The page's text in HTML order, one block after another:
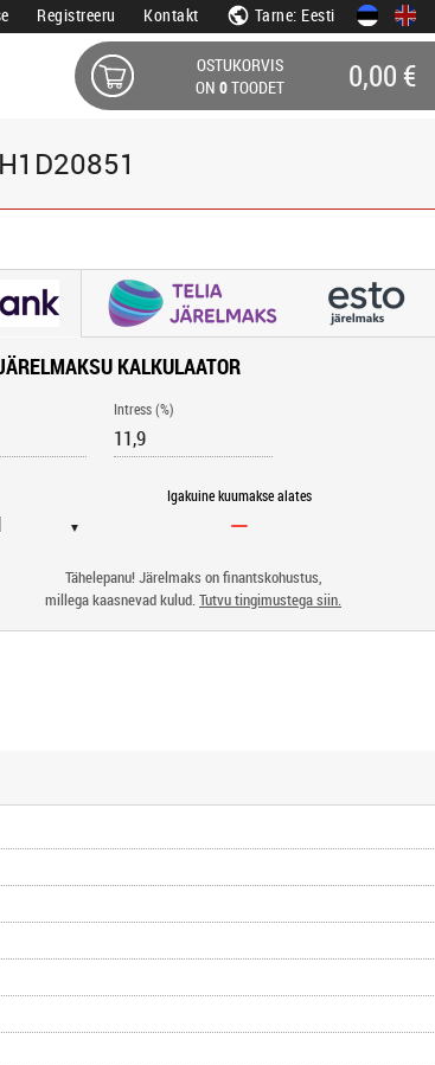
Registreeru Kontakt Tarne: Eesti
OSTUKORVIS
ON 0TOODET 0,00 €
KALKULAATOR
Intress (%)
▼
Igakuine kuumakse alates
Tähelepanu! Järelmaks on finantskohustus,
millega kaasnevad kulud.Tutvu tingimustega siin.